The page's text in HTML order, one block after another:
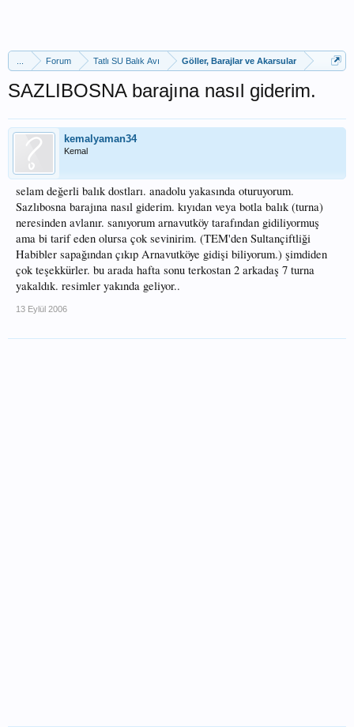
Forum Tatlı SU Balık Avı Göller, Barajlar ve Akarsular
SAZLIBOSNA barajına nasıl giderim.
kemalyaman34
Kemal
selam değerli balık dostları. anadolu yakasında oturuyorum.
Sazlıbosna barajına nasıl giderim. kıyıdan veya botla balık (turna)
neresinden avlanır. sanıyorum arnavutköy tarafından gidiliyormuş
ama bi tarif eden olursa çok sevinirim. (TEM'den Sultançiftliği
Habibler sapağından çıkıp Arnavutköye gidişi biliyorum.) şimdiden
çok teşekkürler. bu arada hafta sonu terkostan 2 arkadaş 7 turna
yakaldık. resimler yakında geliyor..
13 Eylül 2006